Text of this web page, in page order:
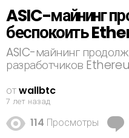
ASIC-майнинг
беспокоить
ASIC-майнинг
разработчиков
отwallbtc
7 лет назад
114 Просмотры